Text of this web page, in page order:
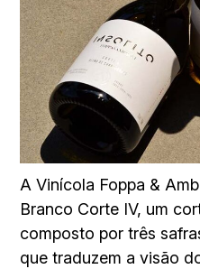
A Vinícola Foppa &
Branco Corte IV, um
composto por três
que traduzem a visão